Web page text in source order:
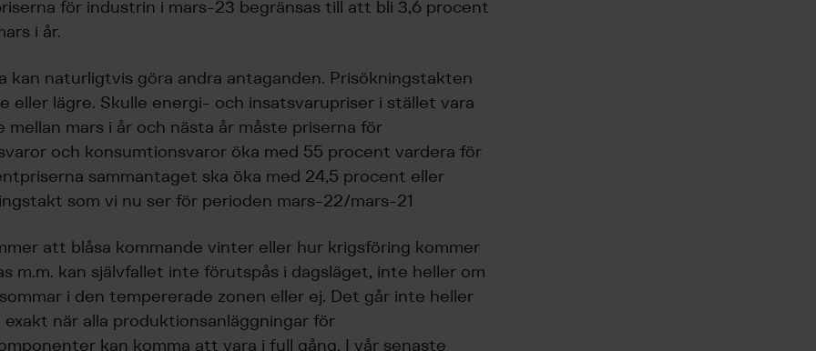
för industrin i mars-23 begränsas till att bli 3,6 procent
i år.
kan naturligtvis göra andra antaganden. Prisökningstakten
eller lägre. Skulle energi- och insatsvarupriser i stället vara
mellan mars i år och nästa år måste priserna för
och konsumtionsvaror öka med 55 procent vardera för
sammantaget ska öka med 24,5 procent eller
som vi nu ser för perioden mars-22/mars-21
att blåsa kommande vinter eller hur krigsföring kommer
m.m. kan självfallet inte förutspås i dagsläget, inte heller om
i den tempererade zonen eller ej. Det går inte heller
när alla produktionsanläggningar för
kan komma att vara i full gång. I vår senaste